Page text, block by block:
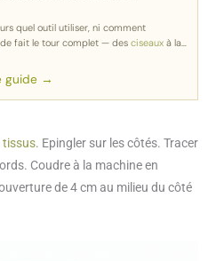
quel outil utiliser, ni comment
fait le tour complet — des ciseaux à la
guide →
tissus. Epingler sur les côtés. Tracer
Coudre à la machine en
de 4 cm au milieu du côté